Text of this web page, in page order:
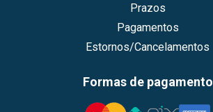
Prazos
Pagamentos
Estornos/Cancelamentos
Formas de pagamento